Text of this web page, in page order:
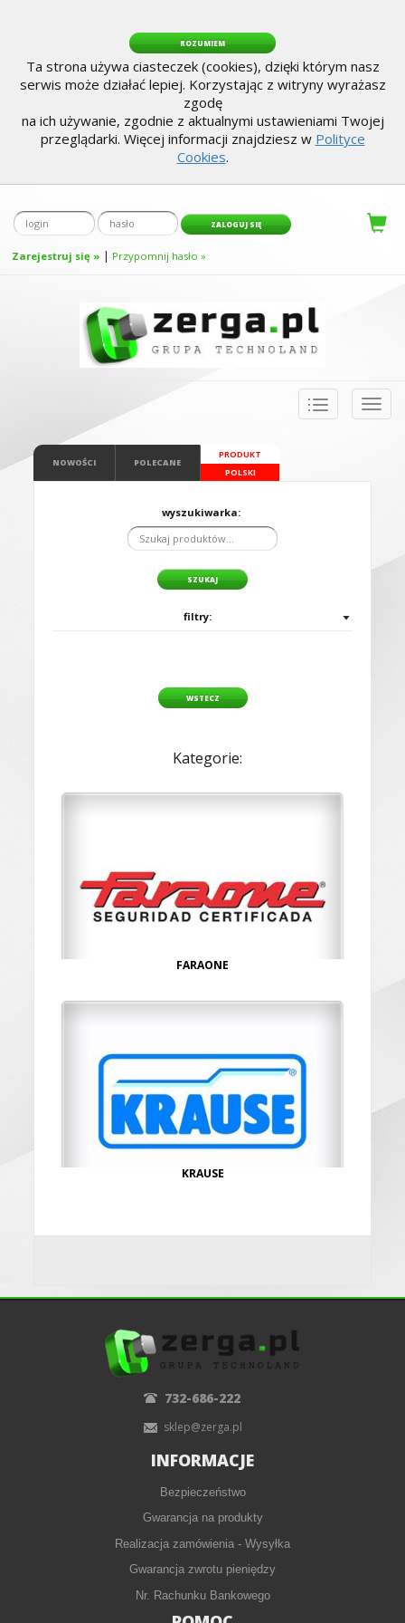
ROZUMIEM
Ta strona używa ciasteczek (cookies), dzięki którym nasz
serwis może działać lepiej. Korzystając z witryny wyrażasz
zgodę
na ich używanie, zgodnie z aktualnymi ustawieniami Twojej
przeglądarki. Więcej informacji znajdziesz w Polityce
Cookies.
Zarejestruj się » | Przypomnij hasło »
Toggle
NOWOŚCI POLECANE
PRODUKT
POLSKI
wyszukiwarka:
filtry:
WSTECZ
Kategorie:
FARAONE
KRAUSE
732-686-222
sklep@zerga.pl
INFORMACJE
Bezpieczeństwo
Gwarancja na produkty
Realizacja zamówienia - Wysyłka
Gwarancja zwrotu pieniędzy
Nr. Rachunku Bankowego